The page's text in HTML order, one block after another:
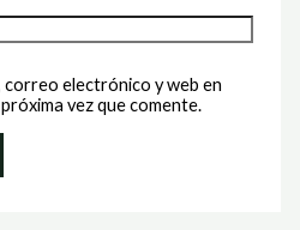
correo electrónico y web en
vez que comente.